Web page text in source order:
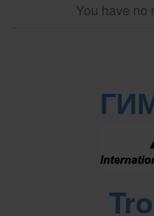
You have no